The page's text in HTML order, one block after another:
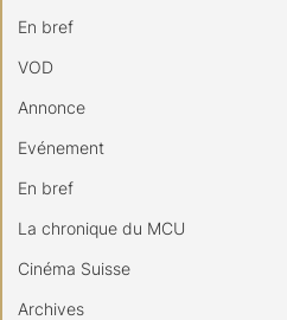
En bref
VOD
Annonce
Evénement
En bref
La chronique du MCU
Cinéma Suisse
Archives